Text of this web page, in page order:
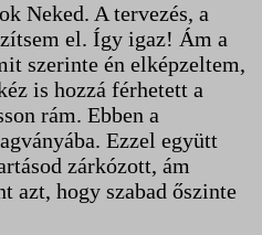
Neked. A tervezés, a
el. Így igaz! Ám a
szerinte én elképzeltem,
is hozzá férhetett a
rám. Ebben a
Ezzel együtt
zárkózott, ám
azt, hogy szabad őszinte